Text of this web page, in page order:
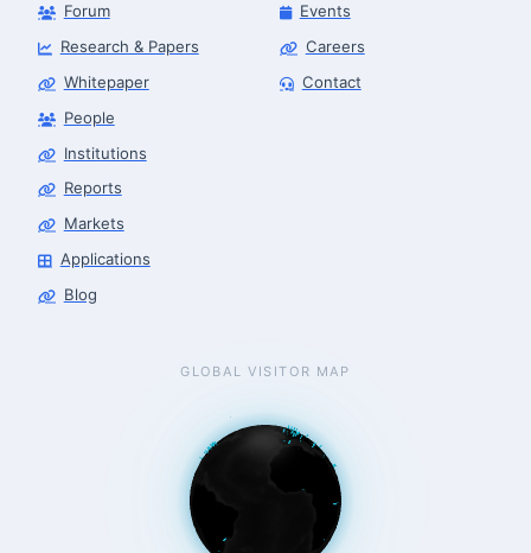
Forum
Research & Papers
Whitepaper
People
Institutions
Reports
Markets
Applications
Blog
Events
Careers
Contact
GLOBAL VISITOR MAP
Robotics Advisor